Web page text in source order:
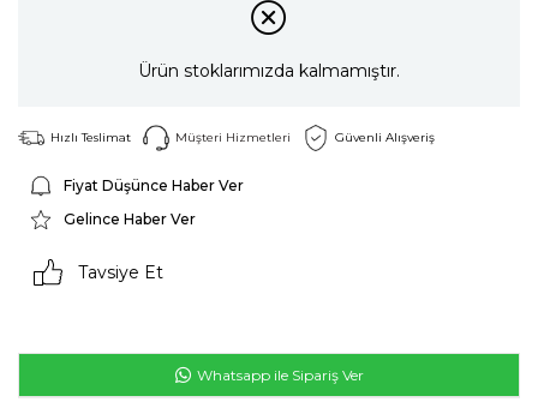
Ürün stoklarımızda kalmamıştır.
Hızlı Teslimat Müşteri Hizmetleri Güvenli Alışveriş
Fiyat Düşünce Haber Ver
Gelince Haber Ver
Tavsiye Et
Whatsapp ile Sipariş Ver